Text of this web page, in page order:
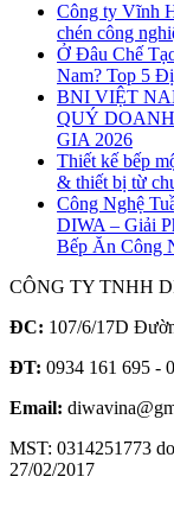
Công ty Vĩnh
chén công
Ở Đâu Chế
Nam? Top 5
BNI VIỆT
QUÝ
GIA 2026
Thiết kế bếp
& thiết bị từ
Công Nghệ
DIWA – Giải
Bếp Ăn Công
CÔNG TY TNHH
ĐC: 107/6/17D
ĐT: 0934 161 695 -
Email:
MST: 0314251773
27/02/2017